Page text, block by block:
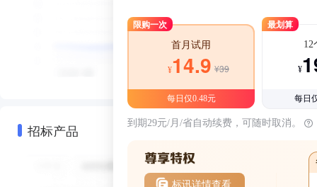
招标产品
限购一次
首月试用
¥14.9 ¥39
每日仅0.48元
最划算
12
¥
每日
到期29元/月/省自动续费，可随时取消。
标讯详情查看